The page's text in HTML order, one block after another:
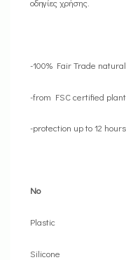
οδηγίες χρήσης.
-100% Fair Trade
-from FSC certified
-protection up to 12 hours
No
Plastic
Silicone